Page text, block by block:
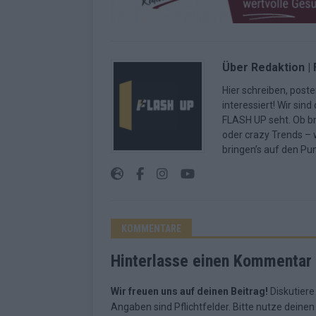
Über Redaktion |
Hier schreiben,
interessiert! Wir sind
FLASH UP seht. Ob
oder crazy Trends –
bringen’s auf den
KOMMENTARE
Hinterlasse einen Kommentar
Wir freuen uns auf deinen Beitrag!
Angaben sind Pflichtfelder. Bitte nutze